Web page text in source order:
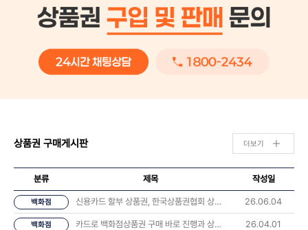
상품권 구매게시판 더보기
분류 제목 작성일
백화점 신용카드 할부 상품권, 한국상품권협회 상담 후기 나눠요 💬 26.06.04
백화점 카드로 백화점상품권 구매 바로 진행과 상품권 오는시간 너무 좋았습니다. 26.04.01